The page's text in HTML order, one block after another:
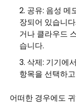
공유: 음성 메
장되어 있습니
거나 클라우드
습니다.
삭제: 기기에
항목을 선택하
어떠한 경우에도